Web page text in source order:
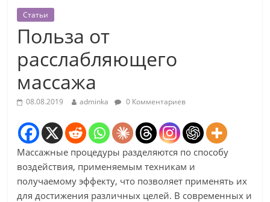
Статьи
Польза от
расслабляющего
массажа
08.08.2019 adminka 0 Комментариев
Массажные процедуры разделяются по способу
воздействия, применяемым техникам и
получаемому эффекту, что позволяет применять их
для достижения различных целей. В современных и